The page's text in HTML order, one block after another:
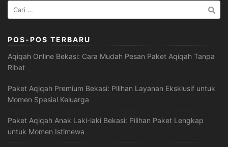
Cari
untuk:
POS-POS TERBARU
Aqiqah Online Bekasi: Cara Mudah Pesan Paket Aqiqah Tanpa
Ribet
Paket Aqiqah Premium Bekasi: Pilihan Layanan Eksklusif untuk
Momen Spesial Keluarga
Paket Aqiqah Anak Laki-laki Bekasi: Pilihan Paket Lengkap
untuk Momen Istimewa